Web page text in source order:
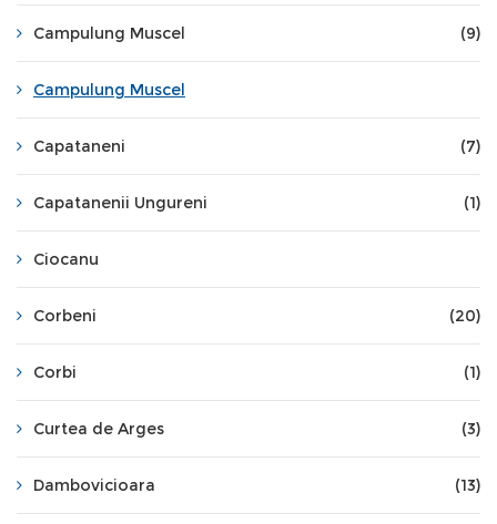
Campulung Muscel (9)
Campulung Muscel
Capataneni (7)
Capatanenii Ungureni (1)
Ciocanu
Corbeni (20)
Corbi (1)
Curtea de Arges (3)
Dambovicioara (13)